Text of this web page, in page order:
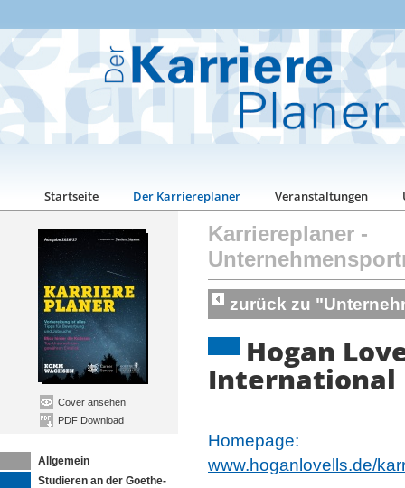
Startseite Der Karriereplaner Veranstaltungen
Cover ansehen
PDF Download
Allgemein
Studieren an der Goethe-
Karriereplaner -
zurück zu
Hogan
International
Homepage:
www.hoganlovells.de/